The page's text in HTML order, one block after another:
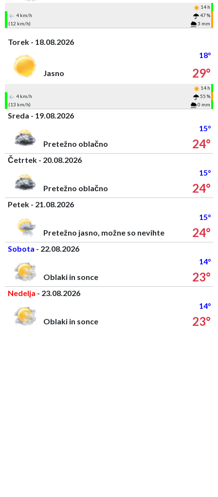
14 h
4 km/h
47 %
(12 km/h)
3 mm
Torek - 18.08.2026
18°
Jasno
29°
14 h
4 km/h
55 %
(13 km/h)
0 mm
Sreda - 19.08.2026
15°
Pretežno oblačno
24°
Četrtek - 20.08.2026
15°
Pretežno oblačno
24°
Petek - 21.08.2026
15°
Pretežno jasno, možne so nevihte
24°
Sobota - 22.08.2026
14°
Oblaki in sonce
23°
Nedelja - 23.08.2026
14°
Oblaki in sonce
23°